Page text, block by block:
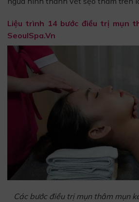
Liệu trình 14 bước điều trị mụn
SeoulSpa.Vn
Các bước điều trị mụn thâm mụn